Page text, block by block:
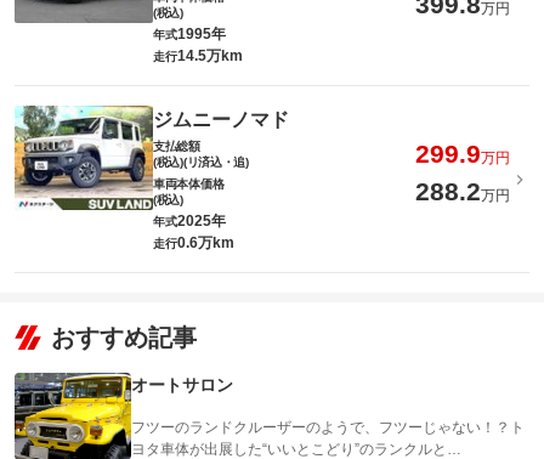
(税込)
万円
年式1995年
走行14.5万km
ジムニーノマド
支払総額
(税込)(リ済込・追)
299.9万円
車両本体価格
(税込)
288.2万円
年式2025年
走行0.6万km
おすすめ記事
オートサロン
フツーのランドクルーザーのようで、フツーじゃない！？ト
ヨタ車体が出展した“いいとこどり”のランクルと…